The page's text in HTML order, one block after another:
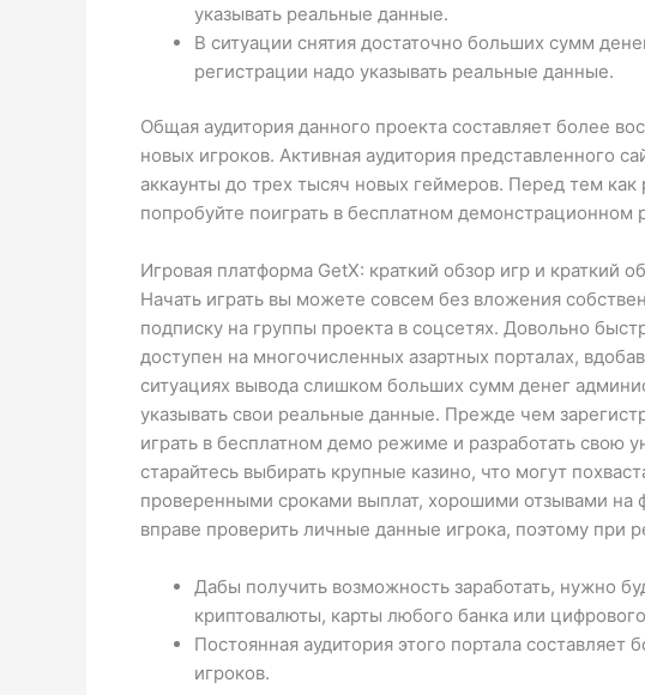
указывать реальные данные.
В ситуации снятия достаточно больших сумм
регистрации надо указывать реальные данные.
Общая аудитория данного проекта составляет более
новых игроков. Активная аудитория представленного
аккаунты до трех тысяч новых геймеров. Перед тем
попробуйте поиграть в бесплатном
Игровая платформа GetX: краткий обзор игр и краткий
Начать играть вы можете совсем без вложения
подписку на группы проекта в соцсетях. Довольно
доступен на многочисленных азартных порталах,
ситуациях вывода слишком больших сумм денег
указывать свои реальные данные. Прежде чем
играть в бесплатном демо режиме и разработать свою
старайтесь выбирать крупные казино, что могут
проверенными сроками выплат, хорошими отзывами на
вправе проверить личные данные игрока, поэтому при
Дабы получить возможность заработать, нужно
криптовалюты, карты любого банка или
Постоянная аудитория этого портала
игроков.